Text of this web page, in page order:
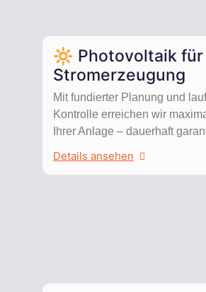
🔆 Photovoltaik für
Stromerzeugung
Mit fundierter Planung und
Kontrolle erreichen wir
Ihrer Anlage – dauerhaft
Details ansehen